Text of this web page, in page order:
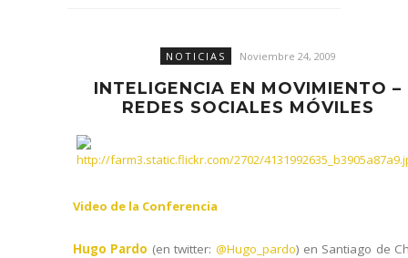
NOTICIAS Noviembre 24, 2009
INTELIGENCIA EN MOVIMIENTO –
REDES SOCIALES MÓVILES
Video de la Conferencia
Hugo Pardo (en twitter: @Hugo_pardo) en Santiago de